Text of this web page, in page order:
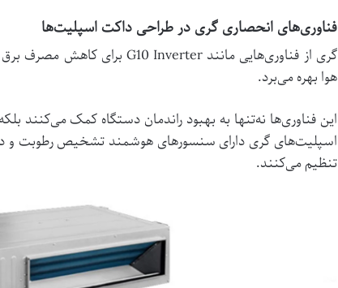
فناوری‌های انحصاری گری در طراحی داکت اسپلیت‌ها
گری از فناوری‌هایی مانند G10 Inverter برای کاهش مصرف برق تا ۴۰٪ و
هوا بهره می‌برد.
این فناوری‌ها نه‌تنها به بهبود راندمان دستگاه کمک می‌کنند
اسپلیت‌های گری دارای سنسورهای هوشمند تشخیص رطوبت و
تنظیم می‌کنند.